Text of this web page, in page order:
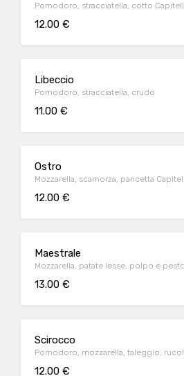
Pomodoro, stracciatella, cotto
12.00 €
Libeccio
Pomodoro, stracciatella, crudo
11.00 €
Ostro
Mozzarella, scamorza, pancetta
12.00 €
Maestrale
Mozzarella, patate lesse, polpo e
13.00 €
Scirocco
Pomodoro, mozzarella, taleggio,
12.00 €